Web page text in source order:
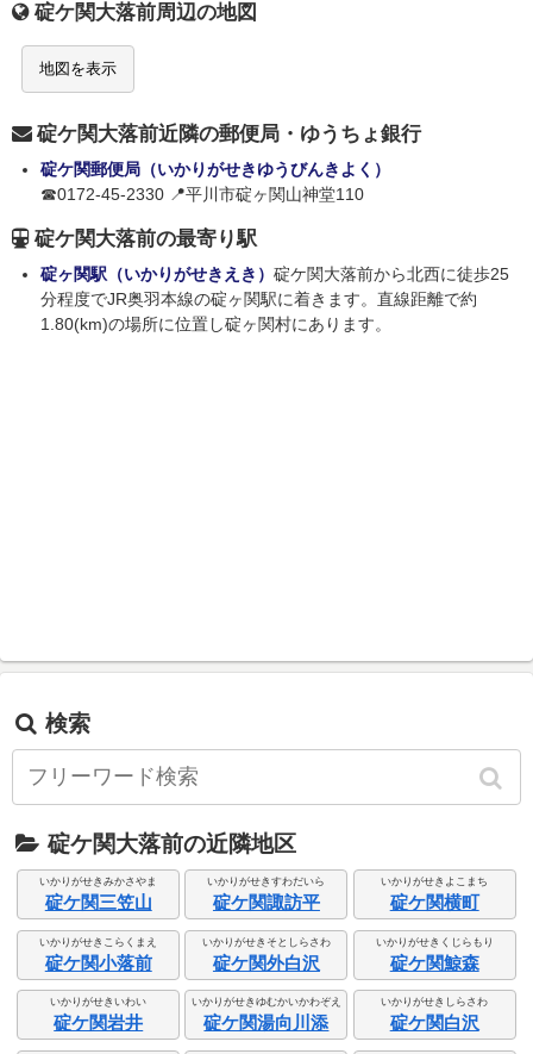
碇ケ関大落前周辺の地図
地図を表示
碇ケ関大落前近隣の郵便局・ゆうちょ銀行
碇ケ関郵便局（いかりがせきゆうびんきよく）
☎0172-45-2330 📍平川市碇ヶ関山神堂110
碇ケ関大落前の最寄り駅
碇ヶ関駅（いかりがせきえき） 碇ケ関大落前から北西に徒歩25
分程度でJR奥羽本線の碇ヶ関駅に着きます。直線距離で約
1.80(km)の場所に位置し碇ヶ関村にあります。
検索
碇ケ関大落前の近隣地区
いかりがせきみかさやま
碇ケ関三笠山
いかりがせきすわだいら
碇ケ関諏訪平
いかりがせきよこまち
碇ケ関横町
いかりがせきこらくまえ
碇ケ関小落前
いかりがせきそとしらさわ
碇ケ関外白沢
いかりがせきくじらもり
碇ケ関鯨森
いかりがせきいわい
碇ケ関岩井
いかりがせきゆむかいかわぞえ
碇ケ関湯向川添
いかりがせきしらさわ
碇ケ関白沢